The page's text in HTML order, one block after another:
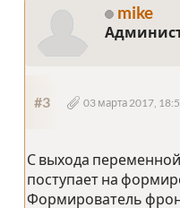
mike
#3 03 марта 2017,
С выхода
поступает на
Формирователь